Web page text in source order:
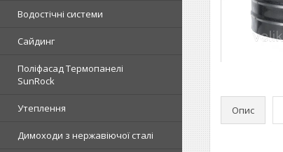
Водостічні системи
Сайдинг
Поліфасад Термопанелі
SunRock
Утеплення
Димоходи з нержавіючої сталі
Опис